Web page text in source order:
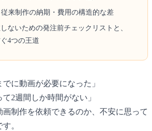
来制作の納期・費用の構造的な差
ないための発注前チェックリストと、
4つの王道
でに動画が必要になった」
て2週間しか時間がない」
制作を依頼できるのか、不安に思って
。